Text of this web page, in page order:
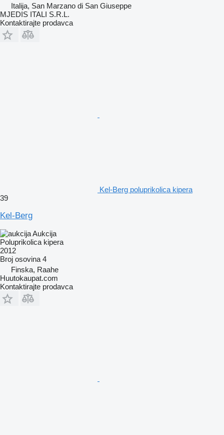
Italija, San Marzano di San Giuseppe
MJEDIS ITALI S.R.L.
Kontaktirajte prodavca
Kel-Berg poluprikolica kipera
39
Kel-Berg
Aukcija
Poluprikolica kipera
2012
Broj osovina 4
Finska, Raahe
Huutokaupat.com
Kontaktirajte prodavca